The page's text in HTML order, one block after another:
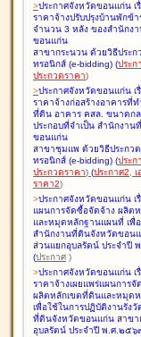
>ประกาศจังหวัดขอนแก่น เ
ราคาจ้างปรับปรุงบ้านพักข้า
จำนวน 3 หลัง ของสำนักง
ขอนแก่น
สาขากระนวน ด้วยวิธีประก
ทรอนิกส์ (e-bidding) (ประก
ประกวดราคา)
>ประกาศจังหวัดขอนแก่น เ
ราคาจ้างก่อสร้างอาคารที่
ที่ดิน อาคาร คสล. ขนาดก
ประกอบที่จำเป็น สำนักงาน
ขอนแก่น
สาขาชุมแพ ด้วยวิธีประกวด
ทรอนิกส์ (e-bidding) (ประก
ประกวดราคา) (ประกาศ2, เ
ราคา2)
>ประกาศจังหวัดขอนแก่น เ
แผนการจัดซื้อจัดจ้าง ผลิต
และหมุดหลักฐานแผนที่ เพื่
สำนักงานที่ดินจังหวัดขอน
ส่วนแยกอุบลรัตน์ ประจำปี
(ประกาศ )
>ประกาศจังหวัดขอนแก่น เ
ราคาจ้างเผยแพร่แผนการจั
ผลิตหลักเขตที่ดินและหมุด
เพื่อใช้ในการปฏิบัติงานรัง
ที่ดินจังหวัดขอนแก่น สาขา
อุบลรัตน์ ประจำปี พ.ศ.๒๕๖